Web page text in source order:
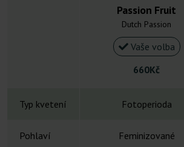
Passion Fruit
Dutch Passion
Vaše volba
660Kč
Typ kvetení Fotoperioda
Pohlaví Feminizované